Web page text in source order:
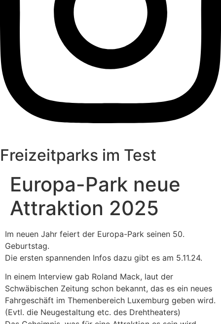
Freizeitparks im Test
Europa-Park neue
Attraktion 2025
Im neuen Jahr feiert der Europa-Park seinen 50.
Geburtstag.
Die ersten spannenden Infos dazu gibt es am 5.11.24.
In einem Interview gab Roland Mack, laut der
Schwäbischen Zeitung schon bekannt, das es ein neues
Fahrgeschäft im Themenbereich Luxemburg geben wird.
(Evtl. die Neugestaltung etc. des Drehtheaters)